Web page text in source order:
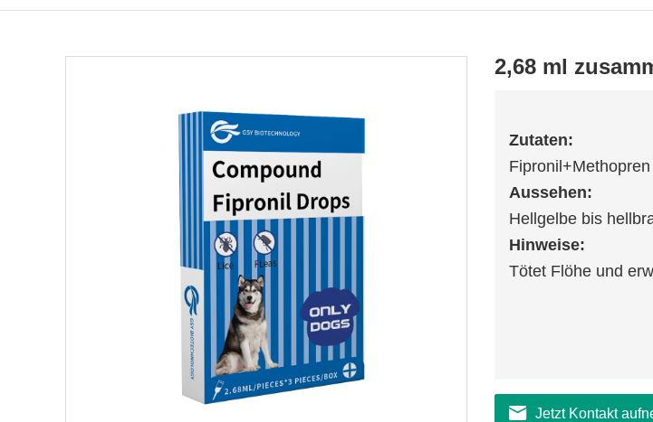
2,68 ml
Zutaten:
Fipronil+Methopren
Aussehen:
Hellgelbe bis
Hinweise:
Tötet Flöhe und
Jetzt Kontakt